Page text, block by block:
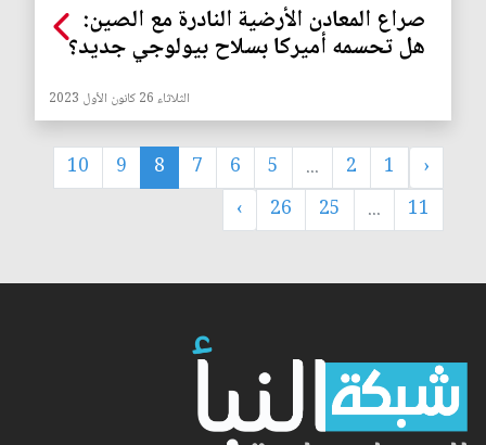
صراع المعادن الأرضية النادرة مع الصين:
هل تحسمه أميركا بسلاح بيولوجي جديد؟
الثلاثاء 26 كانون الأول 2023
‹
1
2
...
5
6
7
8
9
10
11
...
25
26
›